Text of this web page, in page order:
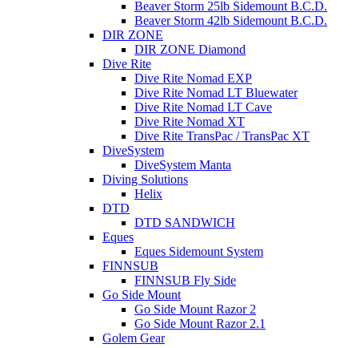
Beaver Storm 25lb Sidemount B.C.D.
Beaver Storm 42lb Sidemount B.C.D.
DIR ZONE
DIR ZONE Diamond
Dive Rite
Dive Rite Nomad EXP
Dive Rite Nomad LT Bluewater
Dive Rite Nomad LT Cave
Dive Rite Nomad XT
Dive Rite TransPac / TransPac XT
DiveSystem
DiveSystem Manta
Diving Solutions
Helix
DTD
DTD SANDWICH
Eques
Eques Sidemount System
FINNSUB
FINNSUB Fly Side
Go Side Mount
Go Side Mount Razor 2
Go Side Mount Razor 2.1
Golem Gear